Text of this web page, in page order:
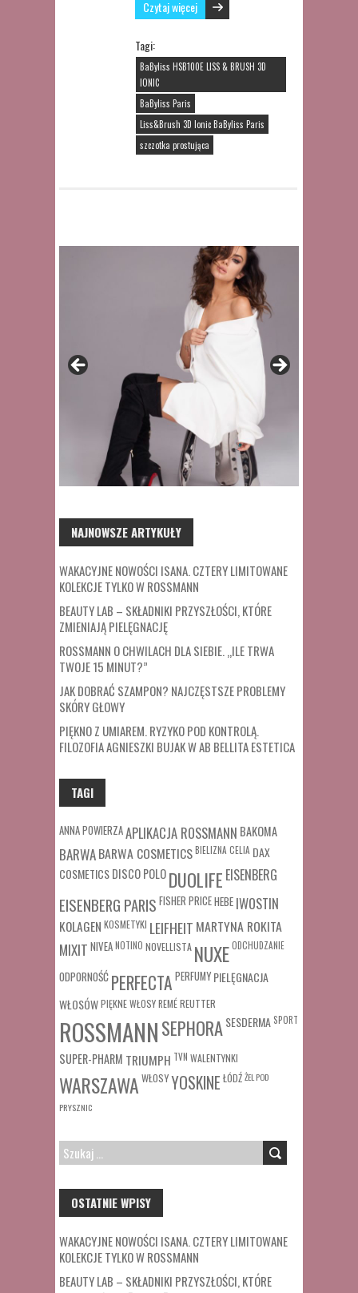
Czytaj więcej
Tagi:
BaByliss HSB100E LISS & BRUSH 3D
IONIC
BaByliss Paris
Liss&Brush 3D Ionic BaByliss Paris
szczotka prostująca
NAJNOWSZE ARTYKUŁY
WAKACYJNE NOWOŚCI ISANA. CZTERY LIMITOWANE
KOLEKCJE TYLKO W ROSSMANN
BEAUTY LAB – SKŁADNIKI PRZYSZŁOŚCI, KTÓRE
ZMIENIAJĄ PIELĘGNACJĘ
ROSSMANN O CHWILACH DLA SIEBIE. „ILE TRWA
TWOJE 15 MINUT?”
JAK DOBRAĆ SZAMPON? NAJCZĘSTSZE PROBLEMY
SKÓRY GŁOWY
PIĘKNO Z UMIAREM. RYZYKO POD KONTROLĄ.
FILOZOFIA AGNIESZKI BUJAK W AB BELLITA ESTETICA
TAGI
ANNA POWIERZAAPLIKACJA ROSSMANN BAKOMA
BARWABARWA COSMETICSBIELIZNA CELIA DAX
COSMETICSDISCO POLODUOLIFE EISENBERG
EISENBERG PARIS FISHER PRICEHEBE IWOSTIN
KOLAGEN KOSMETYKI LEIFHEIT MARTYNA ROKITA
MIXIT NIVEANOTINO NOVELLISTA NUXEODCHUDZANIE
ODPORNOŚĆ PERFECTA PERFUMY PIELĘGNACJA
WŁOSÓWPIĘKNE WŁOSYREMÉREUTTER
ROSSMANNSEPHORASESDERMA SPORT
SUPER-PHARM TRIUMPH TVN WALENTYNKI
WARSZAWA WŁOSYYOSKINE ŁÓDŹŻEL POD
PRYSZNIC
SZUKAJ:
OSTATNIE WPISY
WAKACYJNE NOWOŚCI ISANA. CZTERY LIMITOWANE
KOLEKCJE TYLKO W ROSSMANN
BEAUTY LAB – SKŁADNIKI PRZYSZŁOŚCI, KTÓRE